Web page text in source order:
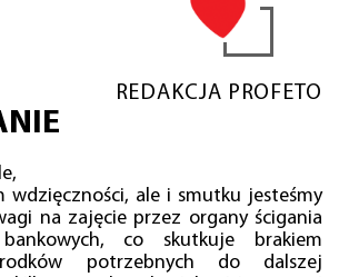
REDAKCJA PROFETO
wdzięczności, ale i smutku jesteśmy
na zajęcie przez organy ścigania
co skutkuje brakiem
potrzebnych do dalszej